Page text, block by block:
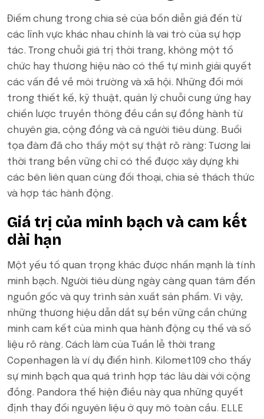
Điểm chung trong chia sẻ của bốn diễn giả đến từ
các lĩnh vực khác nhau chính là vai trò của sự hợp
tác. Trong chuỗi giá trị thời trang, không một tổ
chức hay thương hiệu nào có thể tự mình giải quyết
các vấn đề về môi trường và xã hội. Những đổi mới
trong thiết kế, kỹ thuật, quản lý chuỗi cung ứng hay
chiến lược truyền thông đều cần sự đồng hành từ
chuyên gia, cộng đồng và cả người tiêu dùng. Buổi
tọa đàm đã cho thấy một sự thật rõ ràng: Tương lai
thời trang bền vững chỉ có thể được xây dựng khi
các bên liên quan cùng đối thoại, chia sẻ thách thức
và hợp tác hành động.
Giá trị của minh bạch và cam kết
dài hạn
Một yếu tố quan trọng khác được nhấn mạnh là tính
minh bạch. Người tiêu dùng ngày càng quan tâm đến
nguồn gốc và quy trình sản xuất sản phẩm. Vì vậy,
những thương hiệu dẫn dắt sự bền vững cần chứng
minh cam kết của mình qua hành động cụ thể và số
liệu rõ ràng. Cách làm của Tuần lễ thời trang
Copenhagen là ví dụ điển hình. Kilomet109 cho thấy
sự minh bạch qua quá trình hợp tác lâu dài với cộng
đồng. Pandora thể hiện điều này qua những quyết
định thay đổi nguyên liệu ở quy mô toàn cầu. ELLE